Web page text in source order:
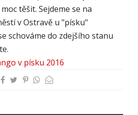
těšit. Sejdeme se na
v Ostravě u "písku"
schováme do zdejšího stanu
v písku 2016